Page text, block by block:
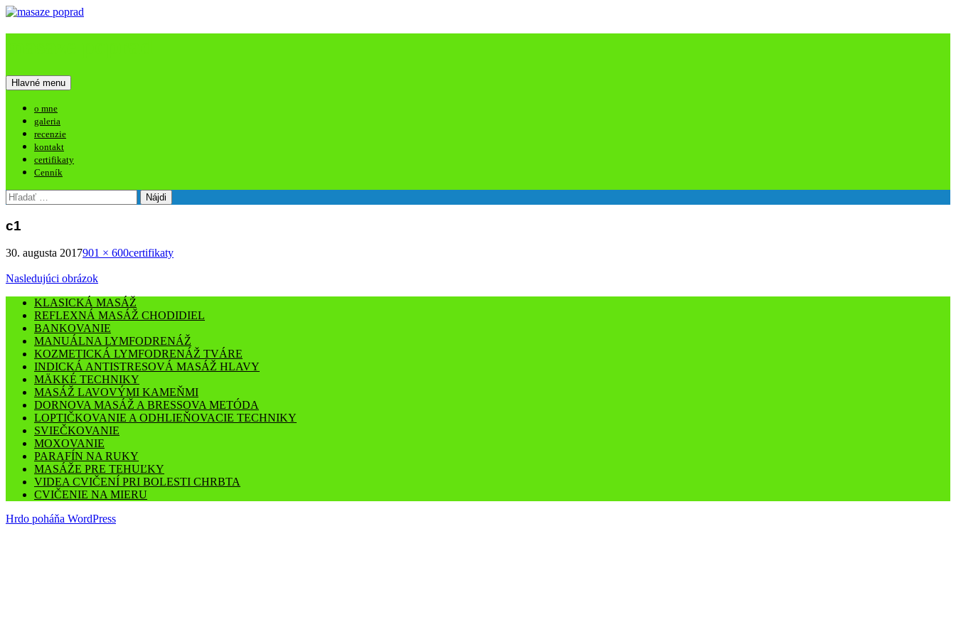
Hľadať
Hlavné menu Preskočiť
na
o mne
galeria
recenzie
kontakt
certifikaty
Cenník
Hľadať:
c1
30. augusta 2017901 × 600certifikaty
Nasledujúci obrázok
KLASICKÁ MASÁŽ
REFLEXNÁ MASÁŽ CHODIDIEL
BANKOVANIE
MANUÁLNA LYMFODRENÁŽ
KOZMETICKÁ LYMFODRENÁŽ TVÁRE
INDICKÁ ANTISTRESOVÁ MASÁŽ HLAVY
MÄKKÉ TECHNIKY
MASÁŽ LAVOVÝMI KAMEŇMI
DORNOVA MASÁŽ A BRESSOVA METÓDA
LOPTIČKOVANIE A ODHLIEŇOVACIE TECHNIKY
SVIEČKOVANIE
MOXOVANIE
PARAFÍN NA RUKY
MASÁŽE PRE TEHUĽKY
VIDEA CVIČENÍ PRI BOLESTI CHRBTA
CVIČENIE NA MIERU
Hrdo poháňa WordPress